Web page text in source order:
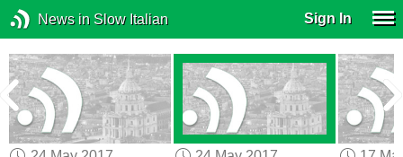
News in Slow Italian Sign In